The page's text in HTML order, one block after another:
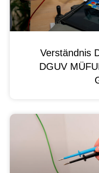
Verständnis
DGUV